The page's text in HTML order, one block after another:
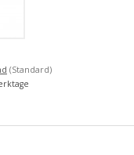
(Standard)